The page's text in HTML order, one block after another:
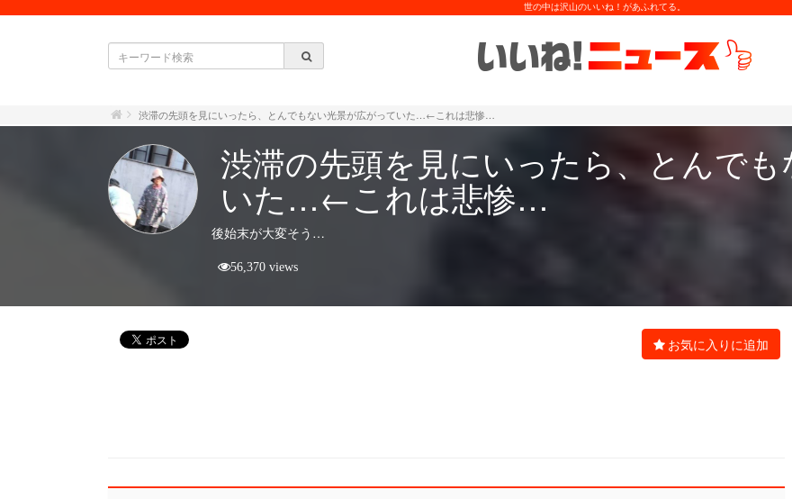
世の中は沢山のいいね！があふれてる。
渋滞の先頭を見にいったら、とんでもない光景が広がっていた…←これは悲惨…
渋滞の先頭を見にいったら、とんで
いた…←これは悲惨…
後始末が大変そう…
56,370 views
お気に入りに追加